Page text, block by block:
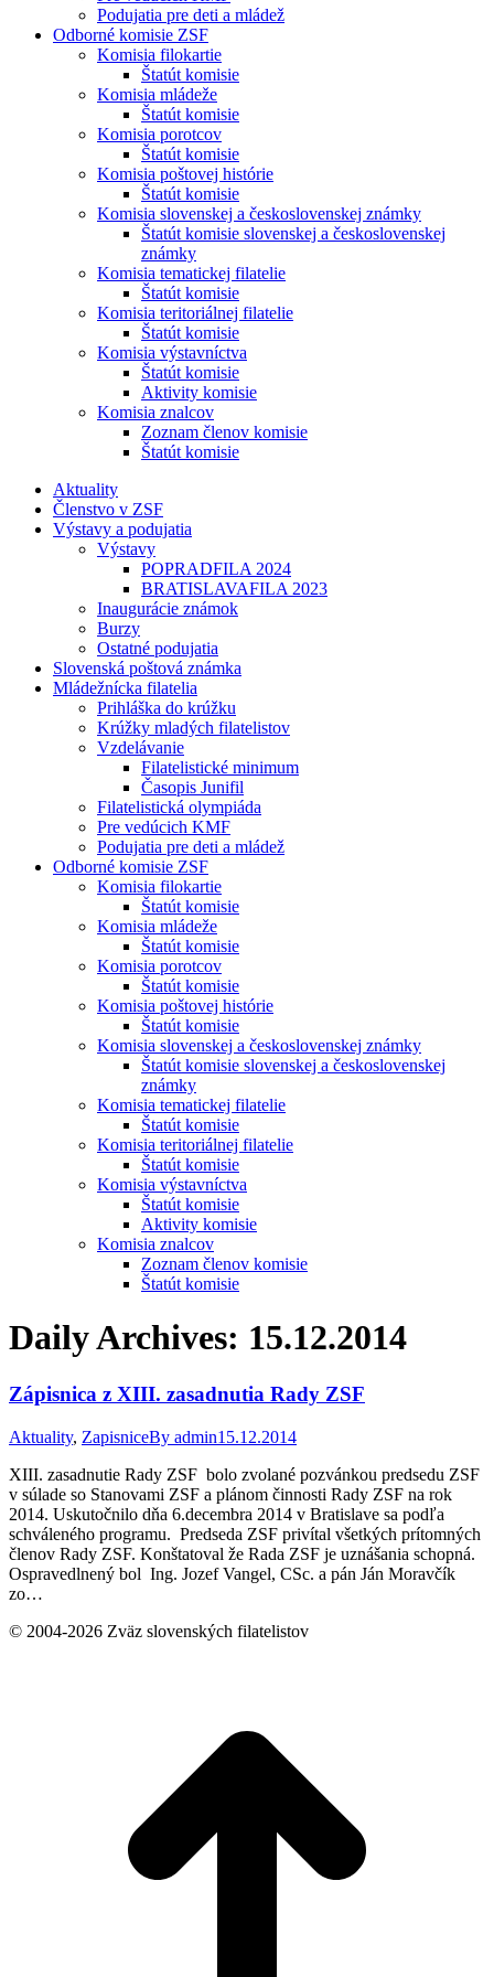
Podujatia pre deti a mládež
Odborné komisie ZSF
Komisia filokartie
Štatút komisie
Komisia mládeže
Štatút komisie
Komisia porotcov
Štatút komisie
Komisia poštovej histórie
Štatút komisie
Komisia slovenskej a československej známky
Štatút komisie slovenskej a československej
známky
Komisia tematickej filatelie
Štatút komisie
Komisia teritoriálnej filatelie
Štatút komisie
Komisia výstavníctva
Štatút komisie
Aktivity komisie
Komisia znalcov
Zoznam členov komisie
Štatút komisie
Aktuality
Členstvo v ZSF
Výstavy a podujatia
Výstavy
POPRADFILA 2024
BRATISLAVAFILA 2023
Inaugurácie známok
Burzy
Ostatné podujatia
Slovenská poštová známka
Mládežnícka filatelia
Prihláška do krúžku
Krúžky mladých filatelistov
Vzdelávanie
Filatelistické minimum
Časopis Junifil
Filatelistická olympiáda
Pre vedúcich KMF
Podujatia pre deti a mládež
Odborné komisie ZSF
Komisia filokartie
Štatút komisie
Komisia mládeže
Štatút komisie
Komisia porotcov
Štatút komisie
Komisia poštovej histórie
Štatút komisie
Komisia slovenskej a československej známky
Štatút komisie slovenskej a československej
známky
Komisia tematickej filatelie
Štatút komisie
Komisia teritoriálnej filatelie
Štatút komisie
Komisia výstavníctva
Štatút komisie
Aktivity komisie
Komisia znalcov
Zoznam členov komisie
Štatút komisie
Daily Archives: 15.12.2014
Zápisnica z XIII. zasadnutia Rady ZSF
Aktuality, ZapisniceBy admin15.12.2014
XIII. zasadnutie Rady ZSF bolo zvolané pozvánkou predsedu ZSF
v súlade so Stanovami ZSF a plánom činnosti Rady ZSF na rok
2014. Uskutočnilo dňa 6.decembra 2014 v Bratislave sa podľa
schváleného programu. Predseda ZSF privítal všetkých prítomných
členov Rady ZSF. Konštatoval že Rada ZSF je uznášania schopná.
Ospravedlnený bol Ing. Jozef Vangel, CSc. a pán Ján Moravčík
zo…
© 2004-2026 Zväz slovenských filatelistov